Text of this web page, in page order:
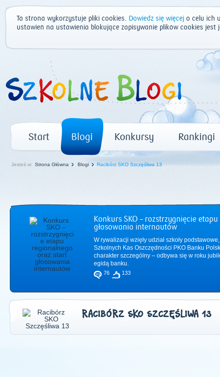
Ta strona wykorzystuje pliki cookies. Dowiedz się więcej o celu ich
ustawień na ustawienia blokujące zapisywanie plików cookies
Start Blogi Konkursy Rankingi
Jesteś w: Strona Główna Blogi Racibórz SKO Szczęśliwa 13
Konkurs SKO – rozstrzygnięcie
głosowania internautów
W rywalizacji wzięły udział szkoły
Szkolnych Kas Oszczędności PKO Banku
charakter szczególny – odbywa się w roku
egidą banku.
76 133
RACIBÓRZ SKO SZCZĘŚLIWA 13